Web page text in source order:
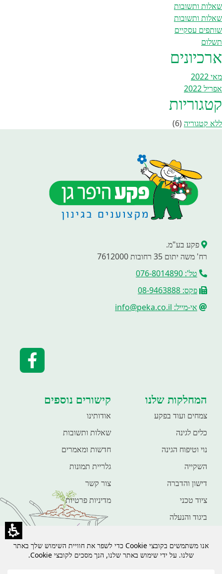
שאלות ותשובות
שאלות ותשובות
שותפים עסקיים
תשלום
ארכיונים
מאי 2022
אפריל 2022
קטגוריות
ללא קטגוריה(6)
פקע בע"מ.
רח' משה יתום 35 רחובות 7612000
טל': 076-8014890
פקס: 08-9463888
אי-מייל: info@peka.co.il
המחלקות שלנו
צמחים ועוד בפקע
כלים לגינה
נוי וטיפוח הגינה
השקייה
דישון והדברה
ציוד טכני
ביגוד והנעלה
פנאי ונופש
קישורים נוספים
אודותינו
שאלות ותשובות
חדשות ומאמרים
גלריית תמונות
צור קשר
מדיניות פרטיות